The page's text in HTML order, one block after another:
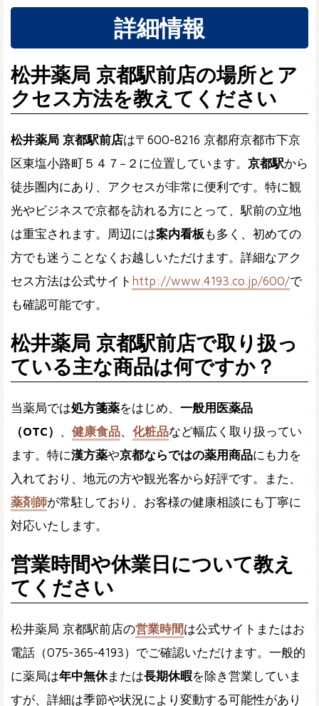
詳細情報
松井薬局 京都駅前店の場所とア
クセス方法を教えてください
松井薬局 京都駅前店は〒600-8216 京都府京都市下京
区東塩小路町５４７−２に位置しています。 京都駅から
徒歩圏内にあり、アクセスが非常に便利です。特に観
光やビジネスで京都を訪れる方にとって、駅前の立地
は重宝されます。周辺には案内看板 も多く、初めての
方でも迷うことなくお越しいただけます。詳細なアク
セス方法は公式サイト http://www.4193.co.jp/600/で
も確認可能です。
松井薬局 京都駅前店で取り扱っ
ている主な商品は何ですか？
当薬局では処方箋薬をはじめ、 一般用医薬品
（OTC） 、 健康食品、 化粧品など幅広く取り扱ってい
ます。特に漢方薬や京都ならではの薬用商品にも力を
入れており、地元の方や観光客から好評です。また、
薬剤師が常駐しており、お客様の健康相談にも丁寧に
対応いたします。
営業時間や休業日について教え
てください
松井薬局 京都駅前店の営業時間は公式サイトまたはお
電話（075-365-4193）でご確認いただけます。一般的
に薬局は年中無休または長期休暇を除き営業していま
すが、詳細は季節や状況により変動する可能性があり